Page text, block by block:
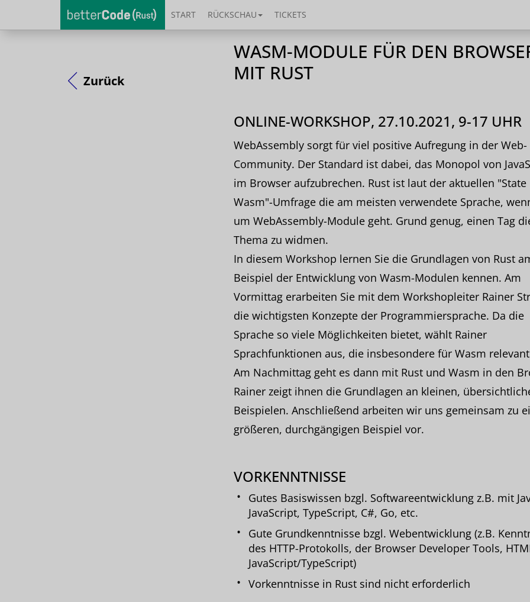
START RÜCKSCHAU TICKETS
Zurück
WASM-MODULE FÜR DEN
MIT RUST
ONLINE-WORKSHOP, 27.10.2021, 9-17 UHR
WebAssembly sorgt für viel positive Aufregung in der Web-
Community. Der Standard ist dabei, das Monopol von
im Browser aufzubrechen. Rust ist laut der aktuellen "State
Wasm"-Umfrage die am meisten verwendete Sprache,
um WebAssembly-Module geht. Grund genug, einen Tag
Thema zu widmen.
In diesem Workshop lernen Sie die Grundlagen von Rust
Beispiel der Entwicklung von Wasm-Modulen kennen. Am
Vormittag erarbeiten Sie mit dem Workshopleiter Rainer
die wichtigsten Konzepte der Programmiersprache. Da die
Sprache so viele Möglichkeiten bietet, wählt Rainer
Sprachfunktionen aus, die insbesondere für Wasm
Am Nachmittag geht es dann mit Rust und Wasm in den
Rainer zeigt ihnen die Grundlagen an kleinen,
Beispielen. Anschließend arbeiten wir uns gemeinsam zu
größeren, durchgängigen Beispiel vor.
VORKENNTNISSE
Gutes Basiswissen bzgl. Softwareentwicklung z.B. mit
JavaScript, TypeScript, C#, Go, etc.
Gute Grundkenntnisse bzgl. Webentwicklung (z.B.
des HTTP-Protokolls, der Browser Developer Tools,
JavaScript/TypeScript)
Vorkenntnisse in Rust sind nicht erforderlich